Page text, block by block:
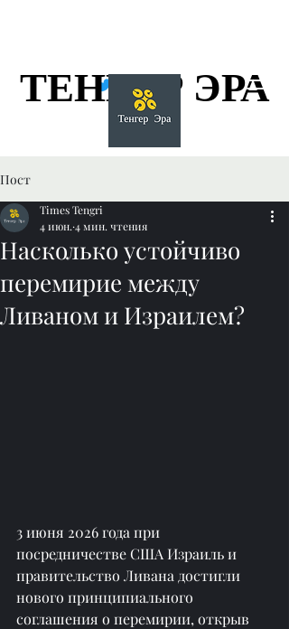
ТЕНГЕР ЭРА
ТЕНГЕР ЭРА
Пост
Насколько устойчиво
перемирие между
Ливаном и Израилем?
Times Tengri
4 июн. 4 мин. чтения
3 июня 2026 года при
посредничестве США Израиль и
правительство Ливана достигли
нового принципиального
соглашения о перемирии, открыв